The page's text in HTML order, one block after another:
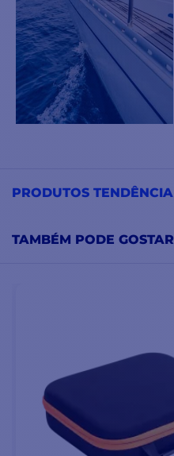
PRODUTOS TENDÊNCIA
TAMBÉM PODE GOSTAR